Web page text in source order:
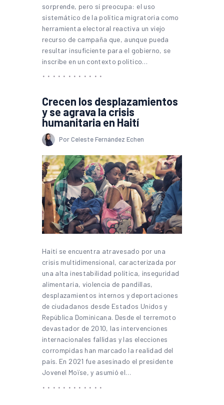
sorprende, pero sí preocupa: el uso
sistemático de la política migratoria como
herramienta electoral reactiva un viejo
recurso de campaña que, aunque pueda
resultar insuficiente para el gobierno, se
inscribe en un contexto político…
Crecen los desplazamientos
y se agrava la crisis
humanitaria en Haití
Por Celeste Fernández Echen
Haití se encuentra atravesado por una
crisis multidimensional, caracterizada por
una alta inestabilidad política, inseguridad
alimentaria, violencia de pandillas,
desplazamientos internos y deportaciones
de ciudadanos desde Estados Unidos y
República Dominicana. Desde el terremoto
devastador de 2010, las intervenciones
internacionales fallidas y las elecciones
corrompidas han marcado la realidad del
país. En 2021 fue asesinado el presidente
Jovenel Moïse, y asumió el…